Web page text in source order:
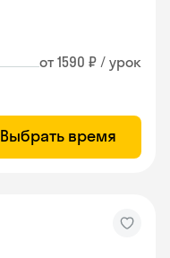
от 1590 ₽ / урок
Выбрать время